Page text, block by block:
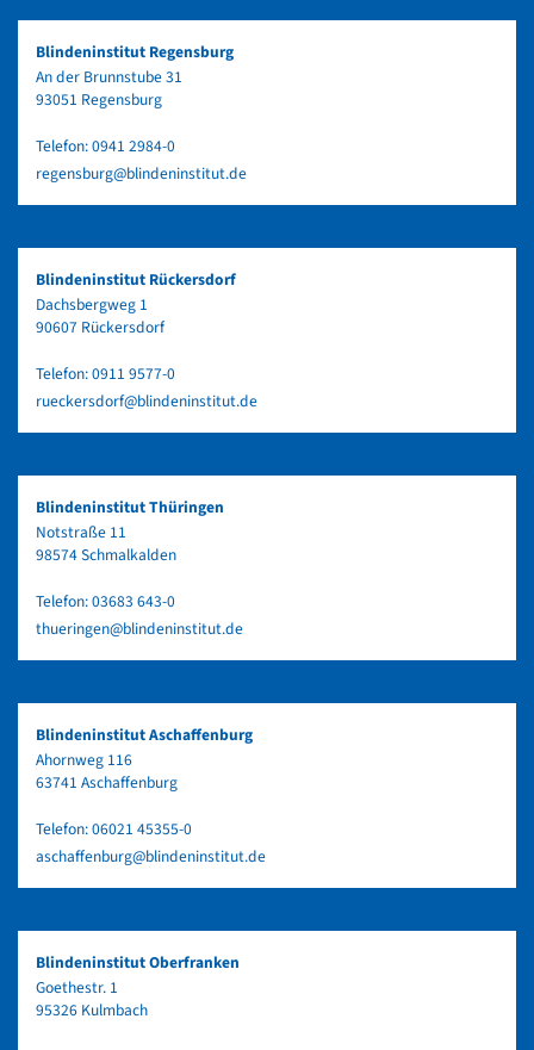
Blindeninstitut Regensburg
An der Brunnstube 31
93051 Regensburg
Telefon:0941 2984-0
regensburg@blindeninstitut.de
Blindeninstitut Rückersdorf
Dachsbergweg 1
90607 Rückersdorf
Telefon:0911 9577-0
rueckersdorf@blindeninstitut.de
Blindeninstitut Thüringen
Notstraße 11
98574 Schmalkalden
Telefon:03683 643-0
thueringen@blindeninstitut.de
Blindeninstitut Aschaffenburg
Ahornweg 116
63741 Aschaffenburg
Telefon:06021 45355-0
aschaffenburg@blindeninstitut.de
Blindeninstitut Oberfranken
Goethestr. 1
95326 Kulmbach